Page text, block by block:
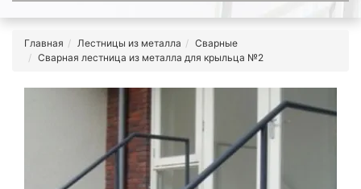
Главная Лестницы из металла
Сварные
Сварная лестница из металла для крыльца №2